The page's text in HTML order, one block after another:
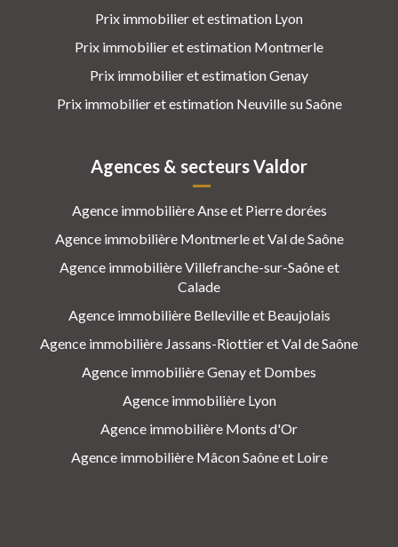
Prix immobilier et estimation Lyon
Prix immobilier et estimation Montmerle
Prix immobilier et estimation Genay
Prix immobilier et estimation Neuville su Saône
Agences & secteurs Valdor
Agence immobilière Anse et Pierre dorées
Agence immobilière Montmerle et Val de Saône
Agence immobilière Villefranche-sur-Saône et
Calade
Agence immobilière Belleville et Beaujolais
Agence immobilière Jassans-Riottier et Val de Saône
Agence immobilière Genay et Dombes
Agence immobilière Lyon
Agence immobilière Monts d'Or
Agence immobilière Mâcon Saône et Loire